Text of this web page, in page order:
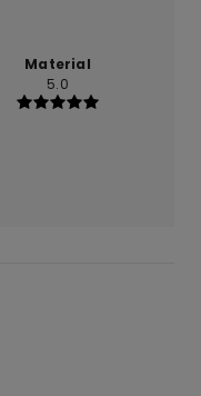
Material
5.0